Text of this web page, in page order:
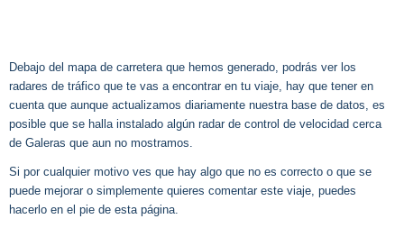
Debajo del mapa de carretera que hemos generado, podrás ver los
radares de tráfico que te vas a encontrar en tu viaje, hay que tener en
cuenta que aunque actualizamos diariamente nuestra base de datos, es
posible que se halla instalado algún radar de control de velocidad cerca
de Galeras que aun no mostramos.
Si por cualquier motivo ves que hay algo que no es correcto o que se
puede mejorar o simplemente quieres comentar este viaje, puedes
hacerlo en el pie de esta página.